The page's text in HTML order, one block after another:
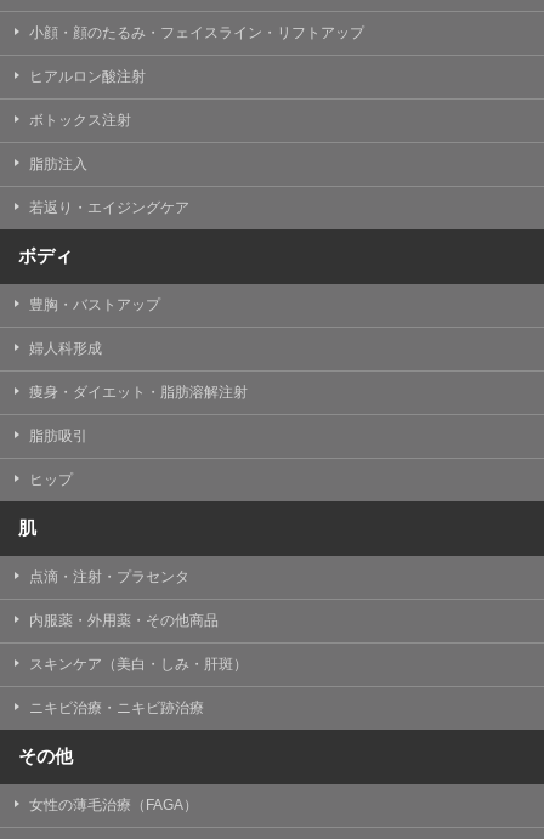
【Cookie(クッキー)について】
Cookieは、一般的にインターネット閲覧を行う際、又は
の閲覧情報を記憶させておく機能です。
TCBグループでは、Cookie及び類似技術を使用して収集
を分析し、パフォーマンス改善や、WEBサイトを通じて
提供するサービスの向上・改善のため、Cookieを使用す
ることがあります。ご使用のブラウザによりCookieを無
ジが正しく表示されなくなる場合がありますのでご留意
ください。
TCBグループが運営するWEBサイトでは、アクセスログ
として患者様の履歴情報をサーバ上に記録しています。
アクセスログはWEBサイトの保守管理や利用状況に関す
る統計分析のために使用されます。それ以外の目的で使
用されることはありません。
事業上の必要性等に応じて、改定される場合がありま
す。
掲載したときをもって効力を生じるものとします。
小顔・顔のたるみ・フェイスライン・リフトアップ
ヒアルロン酸注射
ボトックス注射
脂肪注入
若返り・エイジングケア
ボディ
豊胸・バストアップ
婦人科形成
痩身・ダイエット・脂肪溶解注射
脂肪吸引
ヒップ
肌
点滴・注射・プラセンタ
内服薬・外用薬・その他商品
スキンケア（美白・しみ・肝斑）
ニキビ治療・ニキビ跡治療
その他
女性の薄毛治療（FAGA）